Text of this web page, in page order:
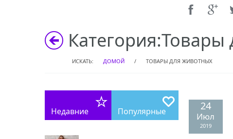
Категория:Товары
ИСКАТЬ: ДОМОЙ / ТОВАРЫ ДЛЯ ЖИВОТНЫХ
24
Июл
2019
Недавние Популярные